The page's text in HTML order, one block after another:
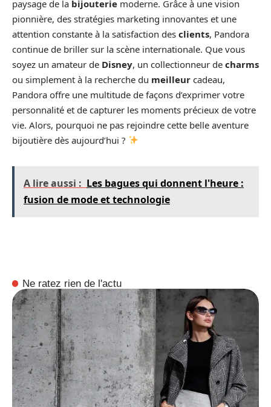
paysage de la bijouterie moderne. Grâce à une vision
pionnière, des stratégies marketing innovantes et une
attention constante à la satisfaction des clients, Pandora
continue de briller sur la scène internationale. Que vous
soyez un amateur de Disney, un collectionneur de charms
ou simplement à la recherche du meilleur cadeau,
Pandora offre une multitude de façons d’exprimer votre
personnalité et de capturer les moments précieux de votre
vie. Alors, pourquoi ne pas rejoindre cette belle aventure
bijoutière dès aujourd’hui ?
A lire aussi : Les bagues qui donnent l'heure :
fusion de mode et technologie
Ne ratez rien de l'actu